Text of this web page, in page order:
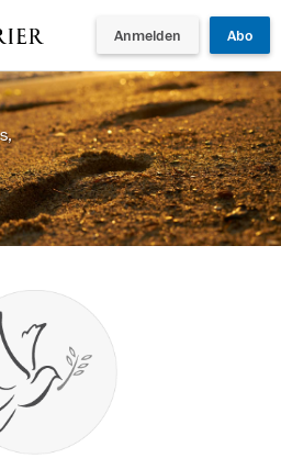
Anmelden Abo